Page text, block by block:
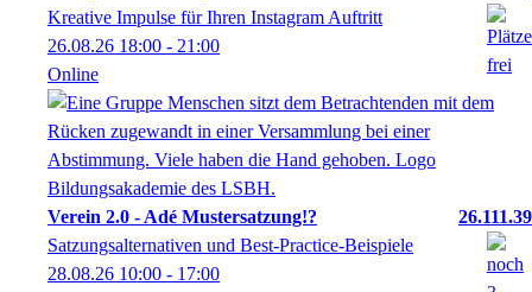
Kreative Impulse für Ihren Instagram Auftritt
26.08.26 18:00 - 21:00
Online
Verein 2.0 - Adé Mustersatzung!?
26.111.39
Satzungsalternativen und Best-Practice-Beispiele
28.08.26 10:00 - 17:00